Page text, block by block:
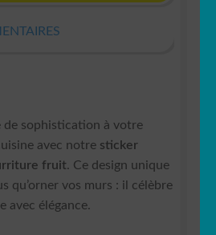
sophistication à votre
avec notre sticker
fruit. Ce design unique
qu’orner vos murs : il célèbre
avec élégance.